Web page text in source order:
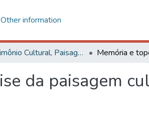
Other information
Patrimônio Cultural, Paisagens e Cidadania
da paisagem